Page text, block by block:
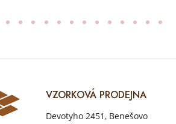
VZORKOVÁ PRODEJNA
Devotyho 2451, Benešovo